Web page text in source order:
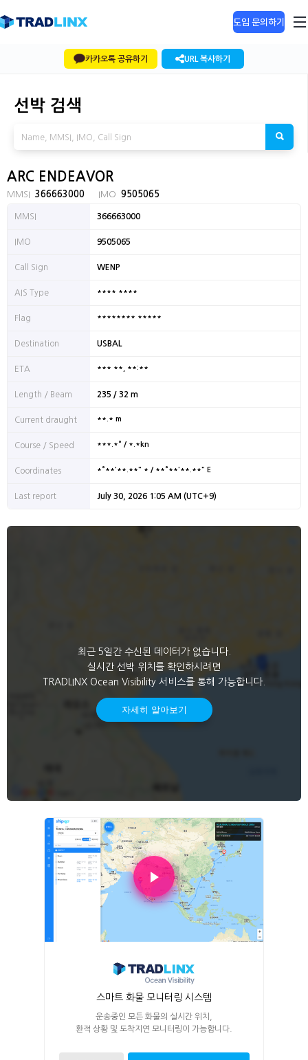
도입 문의하기
카카오톡 공유하기 URL 복사하기
선박 검색
ARC ENDEAVOR
MMSI 366663000 IMO 9505065
MMSI 366663000
IMO 9505065
Call Sign WENP
AIS Type **** ****
Flag ******** *****
Destination USBAL
ETA *** **, **:**
Length / Beam 235 / 32 m
Current draught **.* m
Course / Speed ***.*° / *.*kn
Coordinates *°**'**.**" * / **°**'**.**" E
Last report July 30, 2026 1:05 AM (UTC+9)
최근 5일간 수신된 데이터가 없습니다.
실시간 선박 위치를 확인하시려면
TRADLINX Ocean Visibility 서비스를 통해 가능합니다.
자세히 알아보기
스마트 화물 모니터링 시스템
운송중인 모든 화물의 실시간 위치,
환적 상황 및 도착지연 모니터링이 가능합니다.